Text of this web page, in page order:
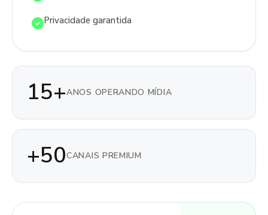
Privacidade garantida
15+ANOS OPERANDO MÍDIA
+50CANAIS PREMIUM